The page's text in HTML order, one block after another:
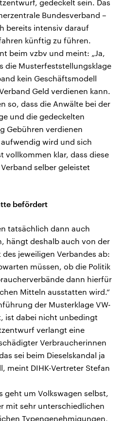
gedeckelt sein. Das
Bundesverband –
bereits intensiv darauf
künftig zu führen.
beim vzbv und meint: „Ja,
die Musterfeststellungsklage
kein Geschäftsmodell
Geld verdienen kann.
so, dass die Anwälte bei der
und die gedeckelten
Gebühren verdienen
wird und sich
vollkommen klar, dass diese
selber geleistet
befördert
tatsächlich dann auch
hängt deshalb auch von der
jeweiligen Verbandes ab:
müssen, ob die Politik
dann hierfür
Mitteln ausstatten wird.“
der Musterklage VW-
ist dabei nicht unbedingt
verlangt eine
Verbraucherinnen
sei beim Dieselskandal ja
meint DIHK-Vertreter Stefan
geht um Volkswagen selbst,
mit sehr unterschiedlichen
Typengenehmigungen,